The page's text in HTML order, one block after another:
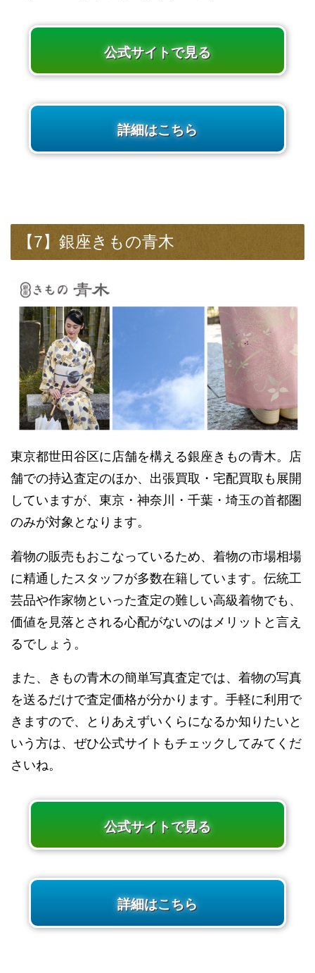
公式サイトで見る
詳細はこちら
【7】銀座きもの青木
東京都世田谷区に店舗を構える銀座きもの青木。店
舗での持込査定のほか、出張買取・宅配買取も展開
していますが、東京・神奈川・千葉・埼玉の首都圏
のみが対象となります。
着物の販売もおこなっているため、着物の市場相場
に精通したスタッフが多数在籍しています。伝統工
芸品や作家物といった査定の難しい高級着物でも、
価値を見落とされる心配がないのはメリットと言え
るでしょう。
また、きもの青木の簡単写真査定では、着物の写真
を送るだけで査定価格が分かります。手軽に利用で
きますので、とりあえずいくらになるか知りたいと
いう方は、ぜひ公式サイトもチェックしてみてくだ
さいね。
公式サイトで見る
詳細はこちら